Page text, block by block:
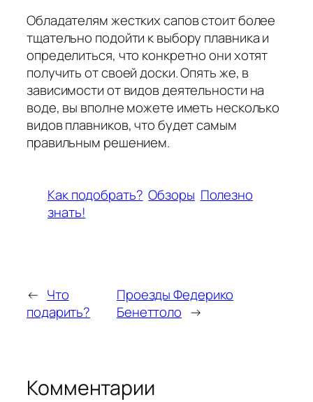
Обладателям жестких сапов стоит более
тщательно подойти к выбору плавника и
определиться, что конкретно они хотят
получить от своей доски. Опять же, в
зависимости от видов деятельности на
воде, вы вполне можете иметь несколько
видов плавников, что будет самым
правильным решением.
Как подобрать? Обзоры Полезно
знать!
← Что
подарить?
Проезды Федерико
Бенеттоло →
Комментарии